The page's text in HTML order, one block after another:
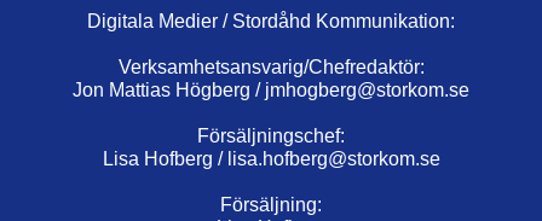
Digitala Medier / Stordåhd Kommunikation:
Verksamhetsansvarig/Chefredaktör:
Jon Mattias Högberg / jmhogberg@storkom.se
Försäljningschef:
Lisa Hofberg / lisa.hofberg@storkom.se
Försäljning: